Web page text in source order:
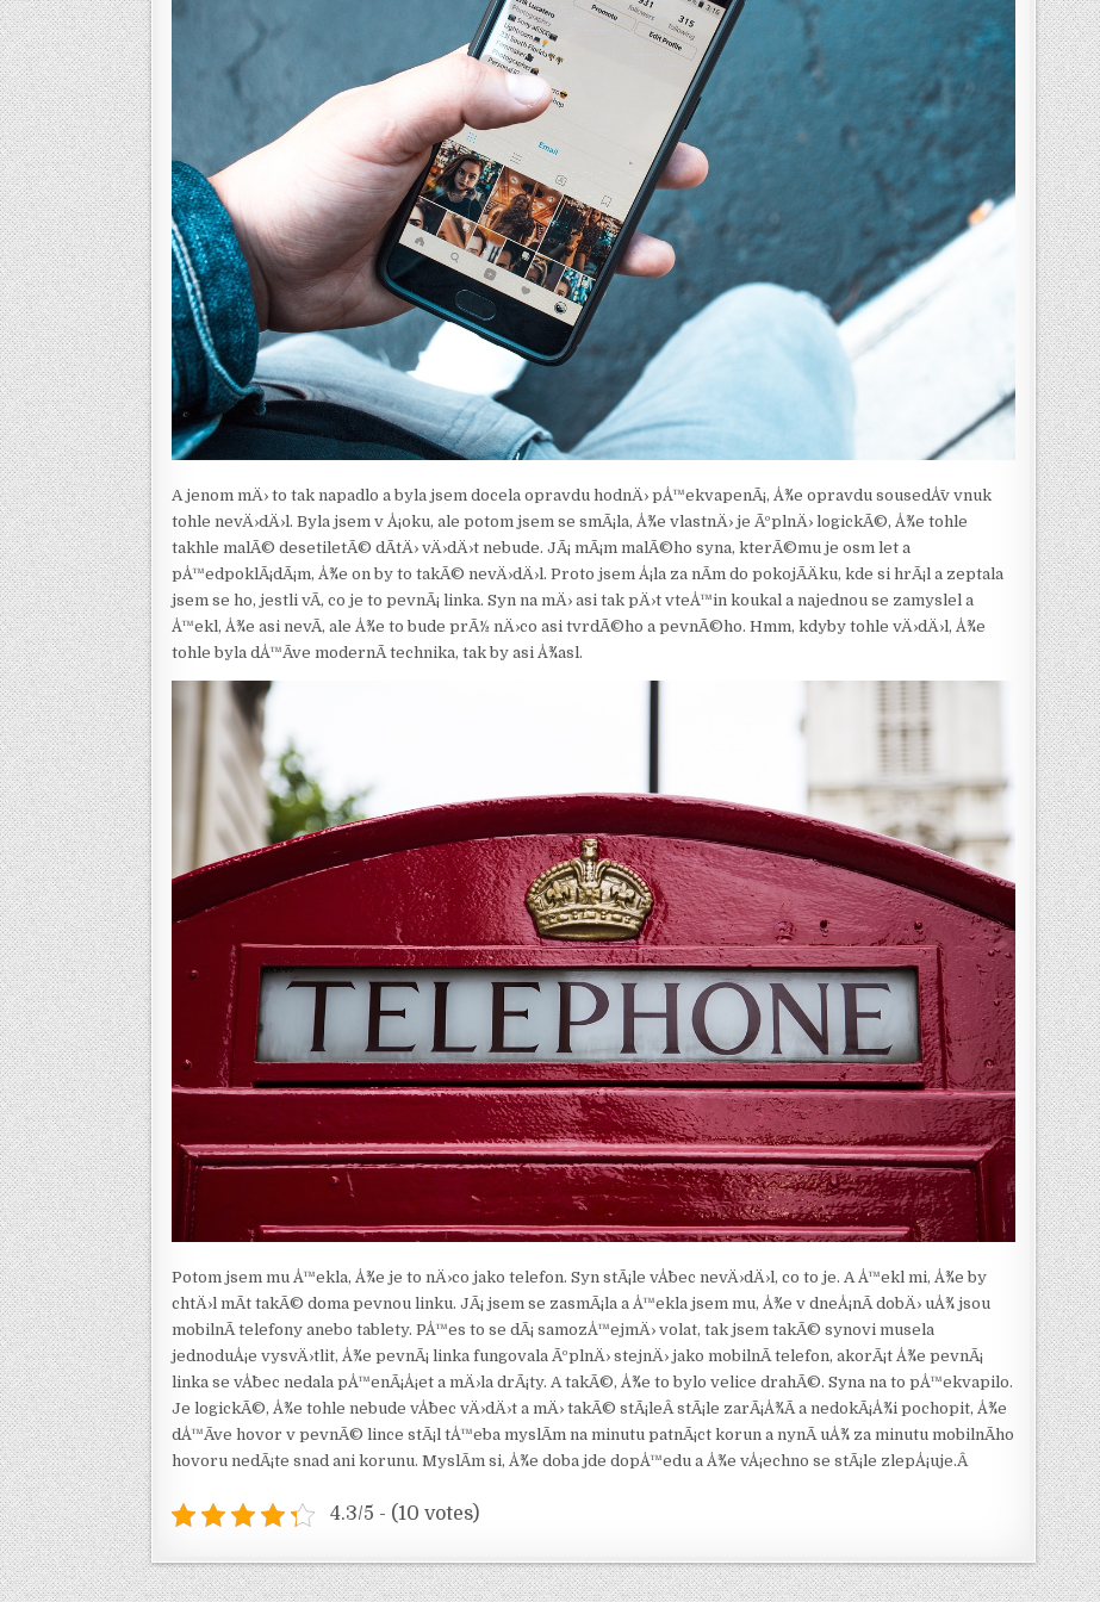
A jenom mÄ› to tak napadlo a byla jsem docela opravdu hodnÄ› pÅ™ekvapenÃ¡, Å¾e opravdu sousedÅ¯v vnuk
tohle nevÄ›dÄ›l. Byla jsem v Å¡oku, ale potom jsem se smÃ¡la, Å¾e vlastnÄ› je ÃºplnÄ› logickÃ©, Å¾e tohle
takhle malÃ© desetiletÃ© dÃ­tÄ› vÄ›dÄ›t nebude. JÃ¡ mÃ¡m malÃ©ho syna, kterÃ©mu je osm let a
pÅ™edpoklÃ¡dÃ¡m, Å¾e on by to takÃ© nevÄ›dÄ›l. Proto jsem Å¡la za nÃ­m do pokojÃ­Äku, kde si hrÃ¡l a zeptala
jsem se ho, jestli vÃ­, co je to pevnÃ¡ linka. Syn na mÄ› asi tak pÄ›t vteÅ™in koukal a najednou se zamyslel a
Å™ekl, Å¾e asi nevÃ­, ale Å¾e to bude prÃ½ nÄ›co asi tvrdÃ©ho a pevnÃ©ho. Hmm, kdyby tohle vÄ›dÄ›l, Å¾e
tohle byla dÅ™Ã­ve modernÃ­ technika, tak by asi Å¾asl.
Potom jsem mu Å™ekla, Å¾e je to nÄ›co jako telefon. Syn stÃ¡le vÅ¯bec nevÄ›dÄ›l, co to je. A Å™ekl mi, Å¾e by
chtÄ›l mÃ­t takÃ© doma pevnou linku. JÃ¡ jsem se zasmÃ¡la a Å™ekla jsem mu, Å¾e v dneÅ¡nÃ­ dobÄ› uÅ¾ jsou
mobilnÃ­ telefony anebo tablety. PÅ™es to se dÃ¡ samozÅ™ejmÄ› volat, tak jsem takÃ© synovi musela
jednoduÅ¡e vysvÄ›tlit, Å¾e pevnÃ¡ linka fungovala ÃºplnÄ› stejnÄ› jako mobilnÃ­ telefon, akorÃ¡t Å¾e pevnÃ¡
linka se vÅ¯bec nedala pÅ™enÃ¡Å¡et a mÄ›la drÃ¡ty. A takÃ©, Å¾e to bylo velice drahÃ©. Syna na to pÅ™ekvapilo.
Je logickÃ©, Å¾e tohle nebude vÅ¯bec vÄ›dÄ›t a mÄ› takÃ© stÃ¡leÂ stÃ¡le zarÃ¡Å¾Ã­ a nedokÃ¡Å¾i pochopit, Å¾e
dÅ™Ã­ve hovor v pevnÃ© lince stÃ¡l tÅ™eba myslÃ­m na minutu patnÃ¡ct korun a nynÃ­ uÅ¾ za minutu mobilnÃ­ho
hovoru nedÃ¡te snad ani korunu. MyslÃ­m si, Å¾e doba jde dopÅ™edu a Å¾e vÅ¡echno se stÃ¡le zlepÅ¡uje.Â
4.3/5 - (10 votes)